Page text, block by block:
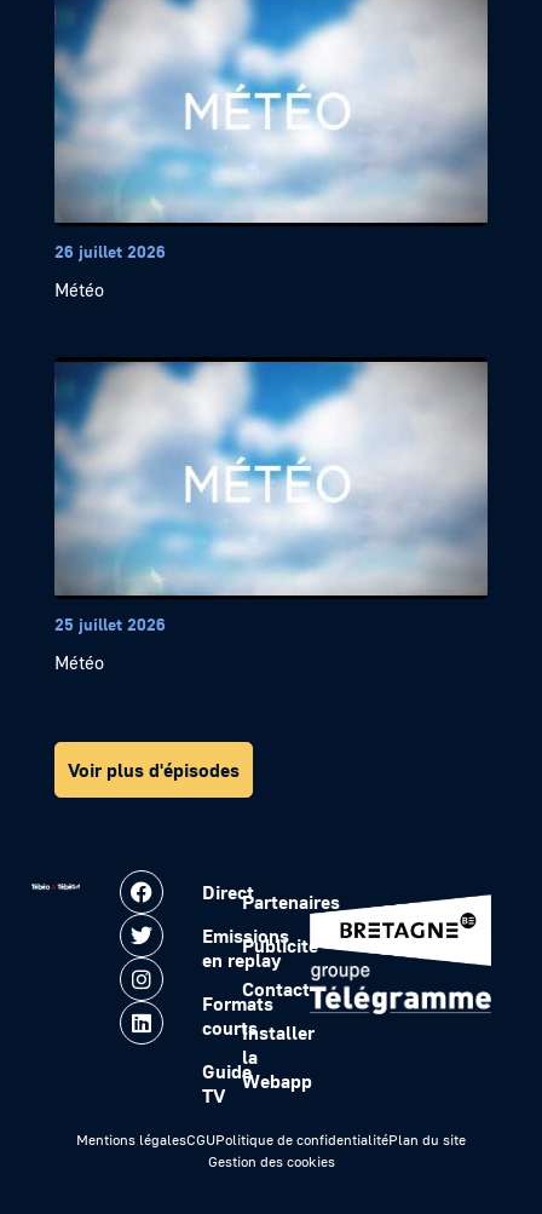
26 juillet 2026
Météo
25 juillet 2026
Météo
Voir plus d'épisodes
Direct
Emissions
en replay
Formats
courts
Guide
TV
Partenaires
Publicité
Contact
Installer
la
Webapp
Mentions légalesCGUPolitique de confidentialitéPlan du site
Gestion des cookies